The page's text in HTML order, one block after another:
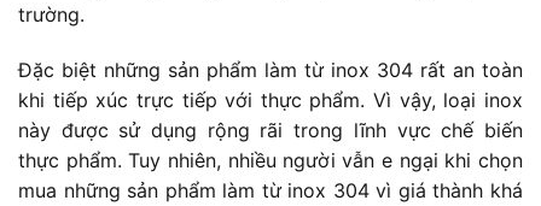
trường.
Đặc biệt những sản phẩm làm từ inox 304 rất an toàn
khi tiếp xúc trực tiếp với thực phẩm. Vì vậy, loại inox
này được sử dụng rộng rãi trong lĩnh vực chế biến
thực phẩm. Tuy nhiên, nhiều người vẫn e ngại khi chọn
mua những sản phẩm làm từ inox 304 vì giá thành khá